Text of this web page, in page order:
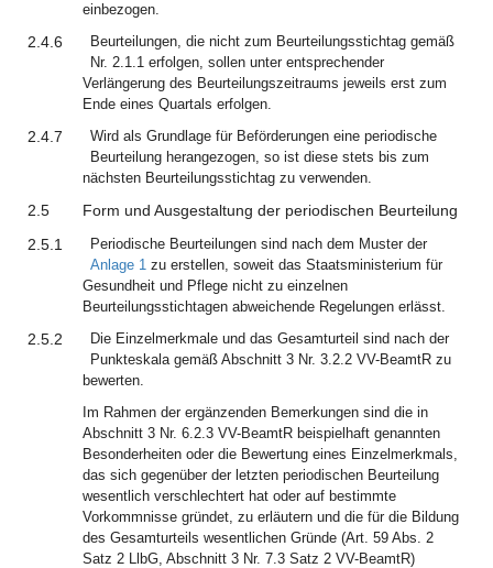
einbezogen.
2.4.6
Beurteilungen, die nicht zum Beurteilungsstichtag gemäß
Nr. 2.1.1 erfolgen, sollen unter entsprechender
Verlängerung des Beurteilungszeitraums jeweils erst zum
Ende eines Quartals erfolgen.
2.4.7
Wird als Grundlage für Beförderungen eine periodische
Beurteilung herangezogen, so ist diese stets bis zum
nächsten Beurteilungsstichtag zu verwenden.
2.5
Form und Ausgestaltung der periodischen Beurteilung
2.5.1
Periodische Beurteilungen sind nach dem Muster der
Anlage 1 zu erstellen, soweit das Staatsministerium für
Gesundheit und Pflege nicht zu einzelnen
Beurteilungsstichtagen abweichende Regelungen erlässt.
2.5.2
Die Einzelmerkmale und das Gesamturteil sind nach der
Punkteskala gemäß Abschnitt 3 Nr. 3.2.2 VV-BeamtR zu
bewerten.
Im Rahmen der ergänzenden Bemerkungen sind die in
Abschnitt 3 Nr. 6.2.3 VV-BeamtR beispielhaft genannten
Besonderheiten oder die Bewertung eines Einzelmerkmals,
das sich gegenüber der letzten periodischen Beurteilung
wesentlich verschlechtert hat oder auf bestimmte
Vorkommnisse gründet, zu erläutern und die für die Bildung
des Gesamturteils wesentlichen Gründe (Art. 59 Abs. 2
Satz 2 LlbG, Abschnitt 3 Nr. 7.3 Satz 2 VV-BeamtR)